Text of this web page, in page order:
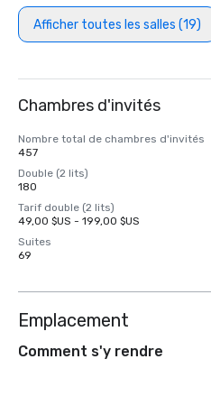
Afficher toutes les salles (19)
Chambres d'invités
Nombre total de chambres d'invités
457
Double (2 lits)
180
Tarif double (2 lits)
49,00 $US - 199,00 $US
Suites
69
Emplacement
Comment s'y rendre